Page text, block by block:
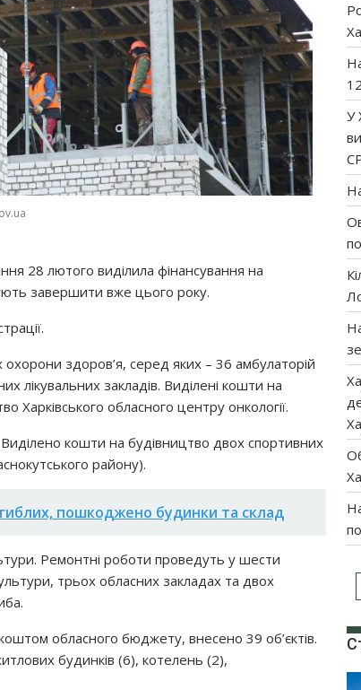
28 лютого виділила фінансування на
завершити вже цього року.
здоров’я, серед яких – 36 амбулаторій
лікувальних закладів. Виділені кошти на
Харківського обласного центру онкології.
кошти на будівництво двох спортивних
району).
пошкоджено будинки та склад
Ремонтні роботи проведуть у шести
трьох обласних закладах та двох
обласного бюджету, внесено 39 об’єктів.
будинків (6), котелень (2),
У